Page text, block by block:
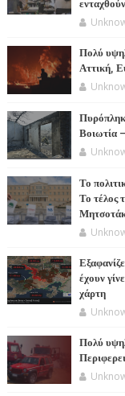
ενταχθούν
Πολύ
Αττική,
Βοιωτία
Το
Το τέλος
έχουν
χάρτη
Πολύ